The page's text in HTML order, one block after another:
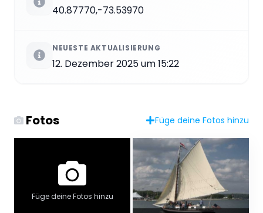
40.87770,-73.53970
NEUESTE AKTUALISIERUNG
12. Dezember 2025 um 15:22
Fotos Füge deine Fotos hinzu
Füge deine Fotos hinzu